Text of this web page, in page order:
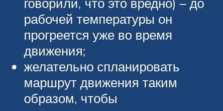
рабочей температуры он
прогреется уже во время
движения;
желательно спланировать
маршрут движения таким
образом, чтобы